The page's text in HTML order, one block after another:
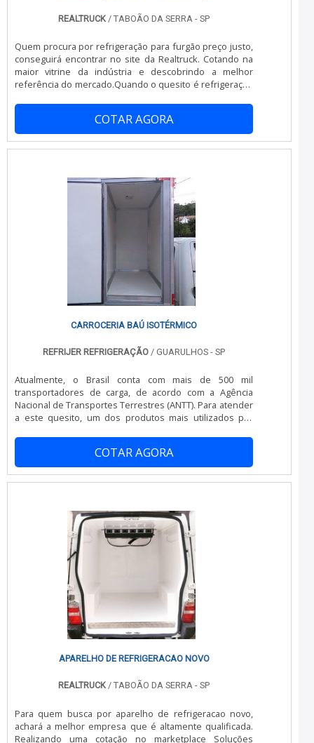
os clientes. A equipe é formada por profissionais
atender.UM POUCO MAIS SOBRE A EMPRESANa
Realtruck tem tudo que se precisa para refrigeração
para transporte. É sempre a opção mais confiável,
disponibilizando itens como instalação e manutenção de
aparelho de refrigeração para transporte e isolamento
térmico e aparelho de refrigeração para van com ótima
qualidade e excelente custo-benefício.Apresentando
produtos de alto padrão, a empresa conta com
profissionais especializados e instalações modernas e
apontada de forma positiva no segmento por toda
seriedade e qualidade, o que garante o sucesso dos
clientes de ponta a ponta..
REALTRUCK / TABOÃO DA SERRA - SP
Quem procura por refrigeração para furgão preço justo,
conseguirá encontrar no site da Realtruck. Cotando na
maior vitrine da indústria e descobrindo a melhor
referência do mercado.Quando o quesito é refrigeração
ótima qualidade com convênio para
transportadoras.DIFERENCIAIS IMPORTANTES DE
REFRIGERAÇÃO PARA FURGÃO PREÇOHá muitas
maneiras eficientes de demonstrar competência e
com: Escritório de alta qualidade onde são realizadas as
atividades; Equipamentos de última geração; Tecnologia
de ponta. Tudo para oferecer refrigeração para furgão
preço justo e com com precisão. Sem trocar o foco
sobre refrigeração para furgão preço, na essência da
empresa, a mesma deve prezar pelos produtos e
serviços com ótima qualidade e assertividade,
características simples, mas que mostram o
comprometimento da empresa com seus clientes.Isso
tudo é a razão pela qual a Realtruck é responsável
transporte. A empresa busca a satisfação da venda à
colaboradores é formado por uma equipe de alta
dúvidas.OUTRAS INFORMAÇÕES SOBRE A EMPRESANa
Realtruck é possível encontrar o que há de melhor em
refrigeração para transporte. Os clientes encontram
itens como instalação e manutenção de aparelho de
refrigeração para transporte e isolamento térmico e
aparelho de refrigeração para van com ótima qualidade
e precisão.Com o objetivo de trazer a satisfação a todos
os clientes, a empresa entende que seu melhor
destaque é conquistar a confiança de cada um. Tudo
Realtruck é uma empresa que tem despontado no
segmento por toda seriedade e qualidade, o que fecha
todo o ciclo de entrega com excelência para cada
COTAR AGORA
CARROCERIA BAÚ ISOTÉRMICO
REFRIJER REFRIGERAÇÃO / GUARULHOS - SP
Atualmente, o Brasil conta com mais de 500 mil
transportadores de carga, de acordo com a Agência
Nacional de Transportes Terrestres (ANTT). Para atender
a este quesito, um dos produtos mais utilizados por
é feita de uma estrutura capaz de controlar a
temperatura interna, de modo a conservar qualquer
carga que for transportada na mesma. Esta estrutura é
instalada sobre o chassi de qualquer veículo e, além da
COTAR AGORA
APARELHO DE REFRIGERACAO NOVO
REALTRUCK/ TABOÃO DA SERRA - SP
Para quem busca por aparelho de refrigeracao novo,
achará a melhor empresa que é altamente qualificada.
Realizando uma cotação no marketplace Soluções